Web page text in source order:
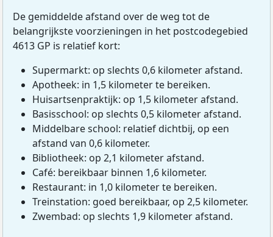
De gemiddelde afstand over de weg tot de
belangrijkste voorzieningen in het postcodegebied
4613 GP is relatief kort:
Supermarkt: op slechts 0,6 kilometer afstand.
Apotheek: in 1,5 kilometer te bereiken.
Huisartsenpraktijk: op 1,5 kilometer afstand.
Basisschool: op slechts 0,5 kilometer afstand.
Middelbare school: relatief dichtbij, op een
afstand van 0,6 kilometer.
Bibliotheek: op 2,1 kilometer afstand.
Café: bereikbaar binnen 1,6 kilometer.
Restaurant: in 1,0 kilometer te bereiken.
Treinstation: goed bereikbaar, op 2,5 kilometer.
Zwembad: op slechts 1,9 kilometer afstand.